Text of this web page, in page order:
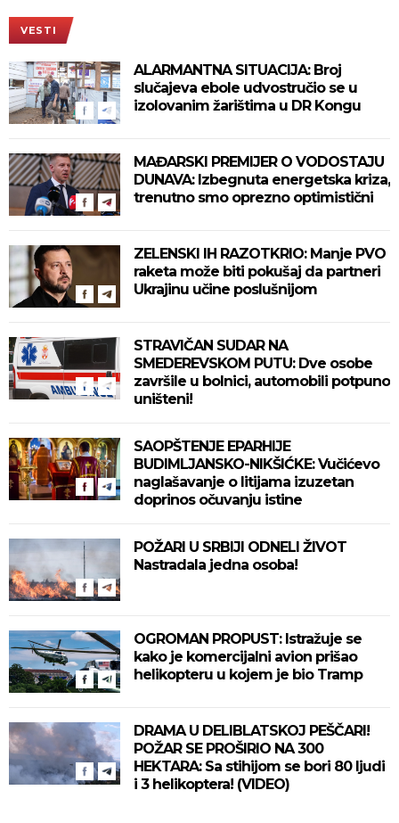
VESTI
ALARMANTNA SITUACIJA: Broj
slučajeva ebole udvostručio se u
izolovanim žarištima u DR Kongu
MAĐARSKI PREMIJER O VODOSTAJU
DUNAVA: Izbegnuta energetska kriza,
trenutno smo oprezno optimistični
ZELENSKI IH RAZOTKRIO: Manje PVO
raketa može biti pokušaj da partneri
Ukrajinu učine poslušnijom
STRAVIČAN SUDAR NA
SMEDEREVSKOM PUTU: Dve osobe
završile u bolnici, automobili potpuno
uništeni!
SAOPŠTENJE EPARHIJE
BUDIMLJANSKO-NIKŠIĆKE: Vučićevo
naglašavanje o litijama izuzetan
doprinos očuvanju istine
POŽARI U SRBIJI ODNELI ŽIVOT
Nastradala jedna osoba!
OGROMAN PROPUST: Istražuje se
kako je komercijalni avion prišao
helikopteru u kojem je bio Tramp
DRAMA U DELIBLATSKOJ PEŠČARI!
POŽAR SE PROŠIRIO NA 300
HEKTARA: Sa stihijom se bori 80 ljudi
i 3 helikoptera! (VIDEO)